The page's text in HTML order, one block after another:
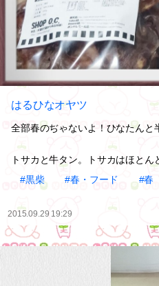
はるひなオヤツ
全部春のぢゃないよ！ひなたんと
トサカと牛タン。トサカはほとん
#黒柴
#春・フード #春
2015.09.29 19:29